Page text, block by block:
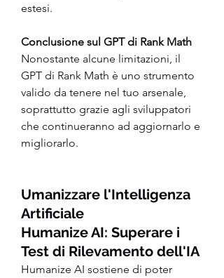
estesi.
Conclusione sul GPT di Rank Math
Nonostante alcune limitazioni, il
GPT di Rank Math è uno strumento
valido da tenere nel tuo arsenale,
soprattutto grazie agli sviluppatori
che continueranno ad aggiornarlo e
migliorarlo.
Umanizzare l'Intelligenza
Artificiale
Humanize AI: Superare i
Test di Rilevamento dell'IA
Humanize AI sostiene di poter